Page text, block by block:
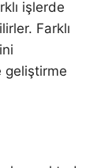
işlerde
Farklı
geliştirme